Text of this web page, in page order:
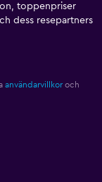
toppenpriser
dess resepartners
användarvillkor och